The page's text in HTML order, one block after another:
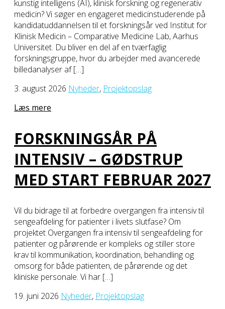
kunstig intelligens (AI), klinisk forskning og regenerativ
medicin? Vi søger en engageret medicinstuderende på
kandidatuddannelsen til et forskningsår ved Institut for
Klinisk Medicin – Comparative Medicine Lab, Aarhus
Universitet. Du bliver en del af en tværfaglig
forskningsgruppe, hvor du arbejder med avancerede
billedanalyser af […]
3. august 2026 Nyheder, Projektopslag
Læs mere
FORSKNINGSÅR PÅ
INTENSIV – GØDSTRUP
MED START FEBRUAR 2027
Vil du bidrage til at forbedre overgangen fra intensiv til
sengeafdeling for patienter i livets slutfase? Om
projektet Overgangen fra intensiv til sengeafdeling for
patienter og pårørende er kompleks og stiller store
krav til kommunikation, koordination, behandling og
omsorg for både patienten, de pårørende og det
kliniske personale. Vi har […]
19. juni 2026 Nyheder, Projektopslag